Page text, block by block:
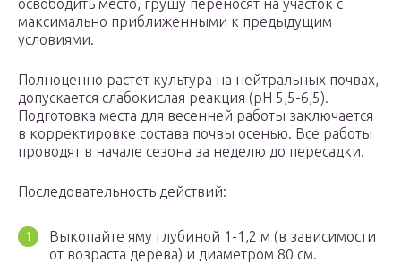
освободить место, грушу переносят на участок с
максимально приближенными к предыдущим
условиями.
Полноценно растет культура на нейтральных почвах,
допускается слабокислая реакция (pH 5,5-6,5).
Подготовка места для весенней работы заключается
в корректировке состава почвы осенью. Все работы
проводят в начале сезона за неделю до пересадки.
Последовательность действий:
Выкопайте яму глубиной 1-1,2 м (в зависимости
от возраста дерева) и диаметром 80 см.